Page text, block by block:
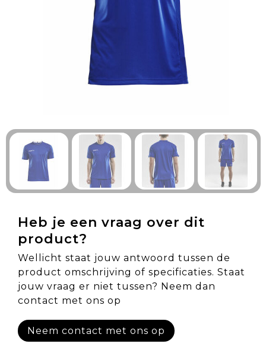
Technologie & Gadgets
Outdoor & Vrije tijd
Pennen & Schrijfwaren
Gezondheid & Welzijn
Eten & Drinken
Heb je een vraag over dit
product?
Wellicht staat jouw antwoord tussen de
product omschrijving of specificaties. Staat
jouw vraag er niet tussen? Neem dan
contact met ons op
Neem contact met ons op